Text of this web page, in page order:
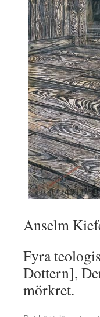
Anselm
Fyra
Dottern],
mörkret.